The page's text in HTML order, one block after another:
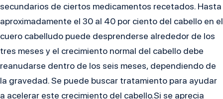
secundarios de ciertos medicamentos recetados. Hasta
aproximadamente el 30 al 40 por ciento del cabello en el
cuero cabelludo puede desprenderse alrededor de los
tres meses y el crecimiento normal del cabello debe
reanudarse dentro de los seis meses, dependiendo de
la gravedad. Se puede buscar tratamiento para ayudar
a acelerar este crecimiento del cabello.Si se aprecia